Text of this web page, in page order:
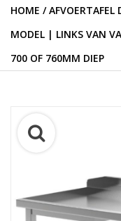
HOME /AFVOERTAFEL
MODEL | LINKS VAN
700 OF 760MM DIEP